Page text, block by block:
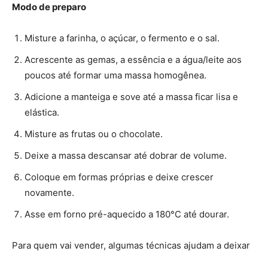
Modo de preparo
Misture a farinha, o açúcar, o fermento e o sal.
Acrescente as gemas, a essência e a água/leite aos
poucos até formar uma massa homogênea.
Adicione a manteiga e sove até a massa ficar lisa e
elástica.
Misture as frutas ou o chocolate.
Deixe a massa descansar até dobrar de volume.
Coloque em formas próprias e deixe crescer
novamente.
Asse em forno pré-aquecido a 180°C até dourar.
Para quem vai vender, algumas técnicas ajudam a deixar